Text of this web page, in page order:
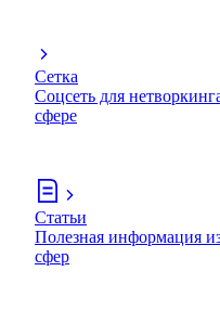
Сетка
Соцсеть для
сфере
Статьи
Полезная информация
сфер